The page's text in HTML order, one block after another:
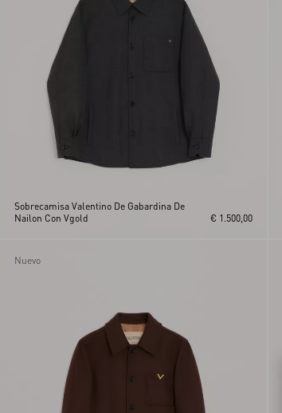
Sobrecamisa Valentino De Gabardina De
Nailon Con Vgold
€ 1.500,00
Nuevo